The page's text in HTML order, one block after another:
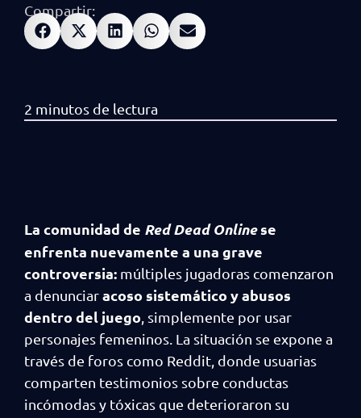
Compartir:
La comunidad de Red Dead Onlinese
enfrenta nuevamente a una grave
controversia: múltiples jugadoras comenzaron
a denunciaracoso sistemático y abusos
dentro del juego , simplemente por usar
personajes femeninos. La situación se expone a
través de foros como Reddit, donde usuarias
comparten testimonios sobre conductas
incómodas y tóxicas que deterioraron su